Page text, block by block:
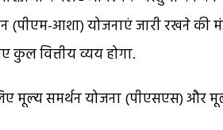
(पीएम-आशा) योजनाएं जारी रखने की
कुल वित्तीय व्यय होगा.
मूल्य समर्थन योजना (पीएसएस) और